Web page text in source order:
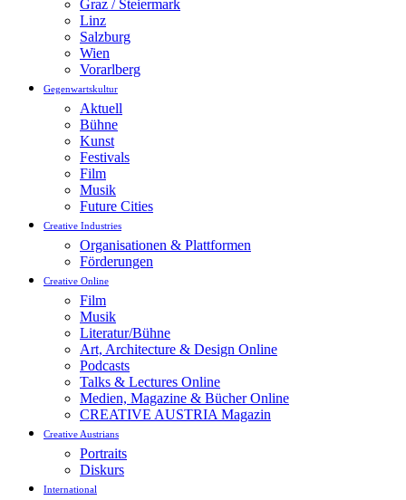
Graz / Steiermark
Linz
Salzburg
Wien
Vorarlberg
Gegenwartskultur
Aktuell
Bühne
Kunst
Festivals
Film
Musik
Future Cities
Creative Industries
Organisationen & Plattformen
Förderungen
Creative Online
Film
Musik
Literatur/Bühne
Art, Architecture & Design Online
Podcasts
Talks & Lectures Online
Medien, Magazine & Bücher Online
CREATIVE AUSTRIA Magazin
Creative Austrians
Portraits
Diskurs
International